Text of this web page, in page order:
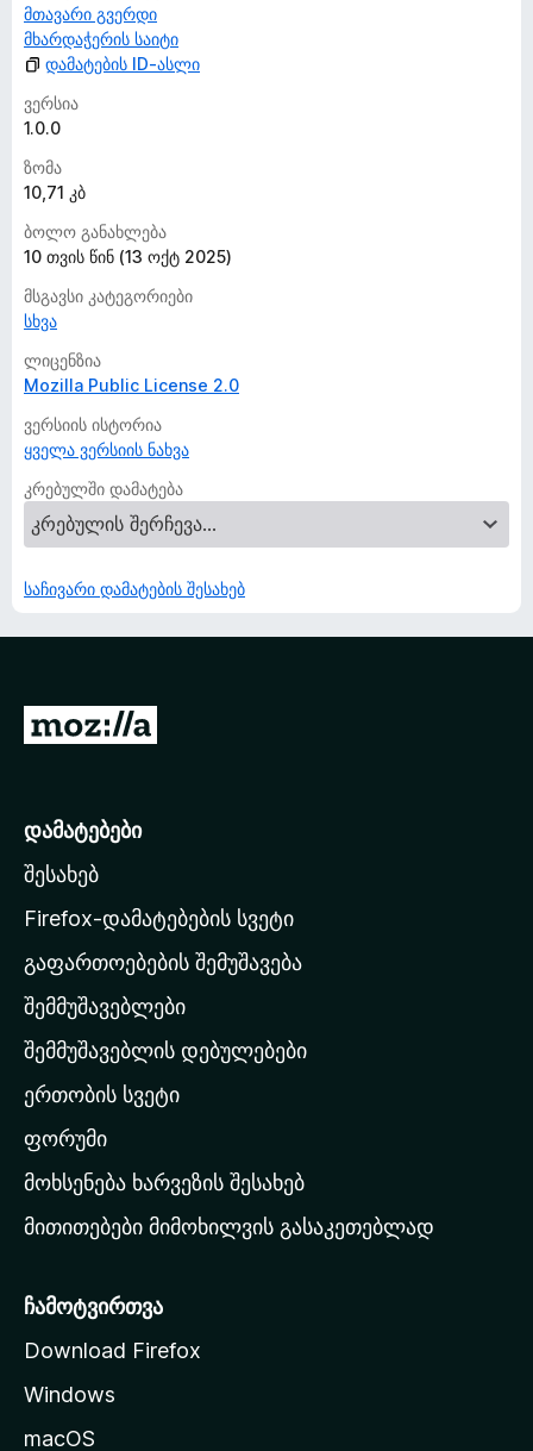
მთავარი გვერდი
მხარდაჭერის საიტი
დამატების ID-ასლი
ვერსია
1.0.0
ზომა
10,71 კბ
ბოლო განახლება
10 თვის წინ (13 ოქტ 2025)
მსგავსი კატეგორიები
სხვა
ლიცენზია
Mozilla Public License 2.0
ვერსიის ისტორია
ყველა ვერსიის ნახვა
კრებულში დამატება
საჩივარი დამატების შესახებ
M
l
l
a
ს
მ
თ
ვ
ა
რ
ვ
რ
ზ
ე
დამატებები
შესახებ
Firefox-დამატებების სვეტი
გაფართოებების შემუშავება
შემმუშავებლები
შემმუშავებლის დებულებები
ერთობის სვეტი
ფორუმი
მოხსენება ხარვეზის შესახებ
მითითებები მიმოხილვის გასაკეთებლად
ჩამოტვირთვა
Download Firefox
Windows
macOS